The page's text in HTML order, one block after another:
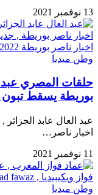
13 نوفمبر 2021
وطن ميديا
حلقات المصري عبد
بوريطة يسقط تبون
اخبار ناصر…
11 نوفمبر 2021
وطن ميديا